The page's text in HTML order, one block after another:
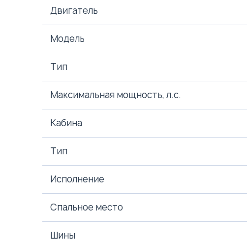
Двигатель
Модель
Тип
Максимальная мощность, л.с.
Кабина
Тип
Исполнение
Спальное место
Шины